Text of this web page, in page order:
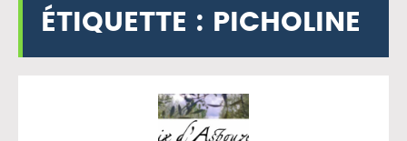
ÉTIQUETTE : PICHOLINE